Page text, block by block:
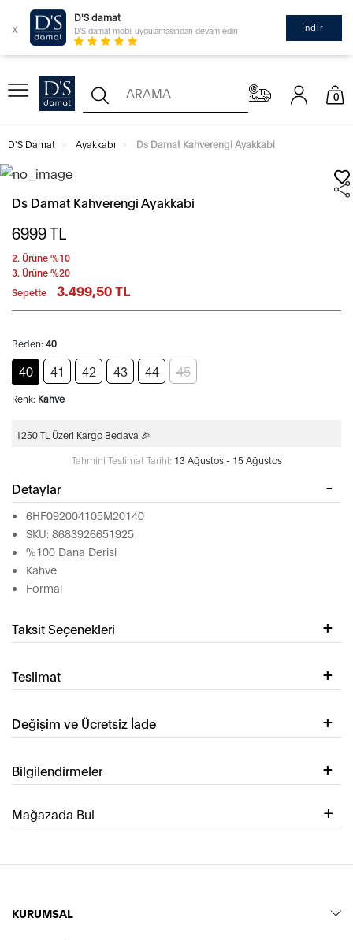
x
D'S damat
D'S damat mobil uygulamasından devam edin İndir
0
D'S Damat Ayakkabı Ds Damat Kahverengi Ayakkabi
Ds Damat Kahverengi Ayakkabi
6999TL
2. Ürüne %10
3. Ürüne %20
Sepette
3.499,50 TL
Beden: 40
40 41 42 43 44 45
Renk: Kahve
1250 TL Üzeri Kargo Bedava 🎉
Tahmini Teslimat Tarihi: 13 Ağustos - 15 Ağustos
Detaylar
6HF092004105M20140
SKU: 8683926651925
%100 Dana Derisi
Kahve
Formal
Taksit Seçenekleri
Teslimat
Değişim ve Ücretsiz İade
Bilgilendirmeler
Mağazada Bul
KURUMSAL